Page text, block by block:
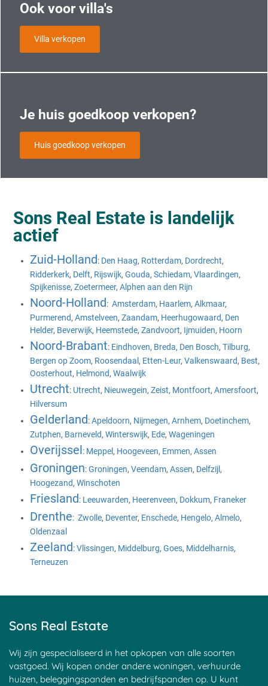
Ook voor villa's
Villa verkopen
Je huis goedkoop verkopen?
Huis goedkoop verkopen
Sons Real Estate is landelijk
actief
Zuid-Holland: Den Haag, Rotterdam, Dordrecht,
Ridderkerk, Delft, Rijswijk, Gouda, Schiedam, Vlaardingen,
Spijkenisse, Zoetermeer, Alphen aan den Rijn
Noord-Holland: Amsterdam, Haarlem, Alkmaar,
Purmerend, Amstelveen, Zaandam, Heerhugowaard, Den
Helder, Beverwijk, Heemstede, Zandvoort, Ijmuiden, Hoorn
Noord-Brabant: Eindhoven, Breda, Den Bosch, Tilburg,
Bergen op Zoom, Roosendaal , Etten-Leur, Valkenswaard, Best,
Oosterhout, Helmond, Waalwijk
Utrecht: Utrecht, Nieuwegein, Zeist, Montfoort, Amersfoort,
Hilversum
Gelderland:Apeldoorn, Nijmegen, Arnhem, Doetinchem,
Zutphen, Barneveld, Winterswijk, Ede, Wageningen
Overijssel : Meppel, Hoogeveen, Emmen, Assen
Groningen:Groningen, Veendam, Assen, Delfzijl,
Hoogezand, Winschoten
Friesland: Leeuwarden, Heerenveen, Dokkum, Franeker
Drenthe: Zwolle, Deventer, Enschede, Hengelo, Almelo,
Oldenzaal
Zeeland:Vlissingen, Middelburg, Goes, Middelharnis,
Terneuzen
Sons Real Estate
Wij zijn gespecialiseerd in het opkopen van alle soorten
vastgoed. Wij kopen onder andere woningen, verhuurde
huizen, beleggingspanden en bedrijfspanden op. U kunt